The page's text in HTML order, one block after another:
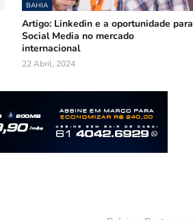
BAHIA
Artigo: Linkedin e a oportunidade para
Social Media no mercado
internacional
22 Abril, 2024